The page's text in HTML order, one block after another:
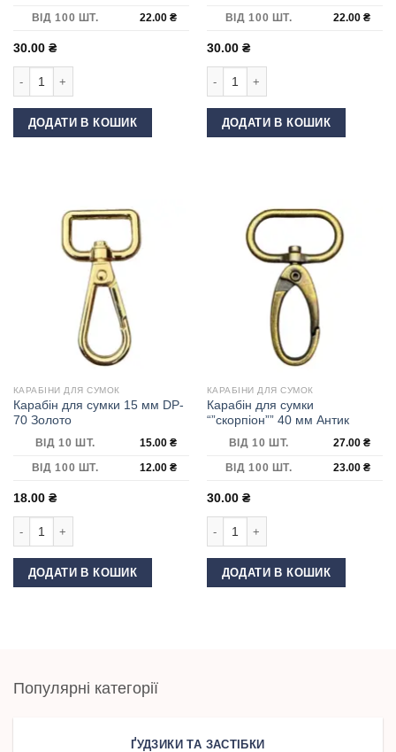
ВІД 100 ШТ. 22.00₴
30.00 ₴
ДОДАТИ В КОШИК
ВІД 100 ШТ. 22.00₴
30.00 ₴
ДОДАТИ В КОШИК
КАРАБІНИ ДЛЯ СУМОК
Карабін для сумки 15 мм DP-
70 Золото
ВІД 10 ШТ. 15.00₴
ВІД 100 ШТ.
12.00₴
18.00 ₴
ДОДАТИ В КОШИК
КАРАБІНИ ДЛЯ СУМОК
Карабін для сумки
“”скорпіон”” 40 мм Антик
ВІД 10 ШТ. 27.00₴
ВІД 100 ШТ.
23.00₴
30.00 ₴
ДОДАТИ В КОШИК
Популярні категорії
ҐУДЗИКИ ТА ЗАСТІБКИ